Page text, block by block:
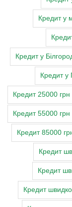
Кредит у
Кредит у
Кредит у
Кредит 25000 грн
Кредит 55000 грн
Кредит 85000
Кредит
Кредит
Кредит